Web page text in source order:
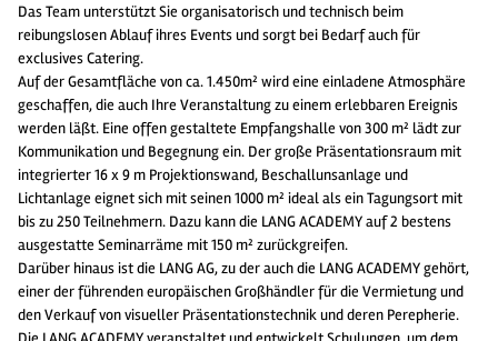
Das Team unterstützt Sie organisatorisch und technisch beim
reibungslosen Ablauf ihres Events und sorgt bei Bedarf auch für
exclusives Catering.
Auf der Gesamtfläche von ca. 1.450m² wird eine einladene Atmosphäre
geschaffen, die auch Ihre Veranstaltung zu einem erlebbaren Ereignis
werden läßt. Eine offen gestaltete Empfangshalle von 300 m² lädt zur
Kommunikation und Begegnung ein. Der große Präsentationsraum mit
integrierter 16 x 9 m Projektionswand, Beschallunsanlage und
Lichtanlage eignet sich mit seinen 1000 m² ideal als ein Tagungsort mit
bis zu 250 Teilnehmern. Dazu kann die LANG ACADEMY auf 2 bestens
ausgestatte Seminarräme mit 150 m² zurückgreifen.
Darüber hinaus ist die LANG AG, zu der auch die LANG ACADEMY gehört,
einer der führenden europäischen Großhändler für die Vermietung und
den Verkauf von visueller Präsentationstechnik und deren Perepherie.